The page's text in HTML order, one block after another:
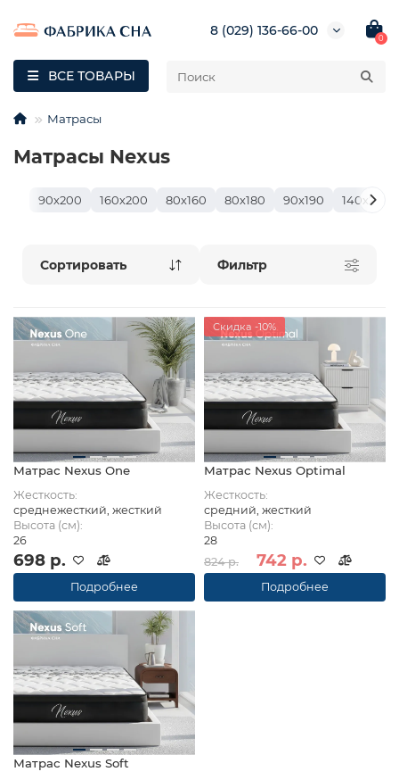
8 (029) 136-66-00
0
ВСЕ ТОВАРЫ
Матрасы
Матрасы Nexus
90х200 160х200 80х160 80х180 90х190 140х200
Фильтр
Матрас Nexus One
Жесткость:
среднежесткий, жесткий
Высота (см):
26
698 р.
Подробнее
Скидка -10%
Матрас Nexus Optimal
Жесткость:
средний, жесткий
Высота (см):
28
824 р.
742 р.
Подробнее
Матрас Nexus Soft